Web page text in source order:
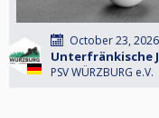
October 23, 2026
Unterfränkische
PSV WÜRZBURG e.V.